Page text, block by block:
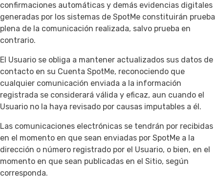
confirmaciones automáticas y demás evidencias digitales
generadas por los sistemas de SpotMe constituirán prueba
plena de la comunicación realizada, salvo prueba en
contrario.
El Usuario se obliga a mantener actualizados sus datos de
contacto en su Cuenta SpotMe, reconociendo que
cualquier comunicación enviada a la información
registrada se considerará válida y eficaz, aun cuando el
Usuario no la haya revisado por causas imputables a él.
Las comunicaciones electrónicas se tendrán por recibidas
en el momento en que sean enviadas por SpotMe a la
dirección o número registrado por el Usuario, o bien, en el
momento en que sean publicadas en el Sitio, según
corresponda.